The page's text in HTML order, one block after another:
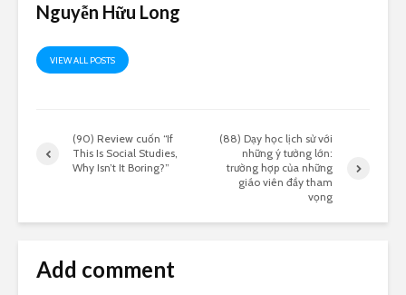
Nguyễn Hữu Long
VIEW ALL POSTS
(90) Review cuốn “If
This Is Social Studies,
Why Isn’t It Boring?”
(88) Dạy học lịch sử với
những ý tưởng lớn:
trường hợp của những
giáo viên đầy tham
vọng
Add comment